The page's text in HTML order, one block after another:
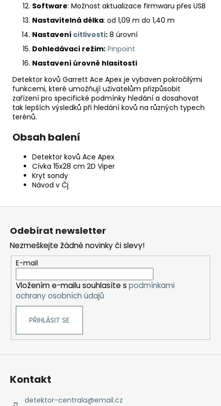
Software: Možnost aktualizace firmwaru přes USB
Nastavitelná délka: od 1,09 m do 1,40 m
Nastavení citlivosti: 8 úrovní
Dohledávací režim: Pinpoint
Nastavení úrovně hlasitosti
Detektor kovů Garrett Ace Apex je vybaven pokročilými
funkcemi, které umožňují uživatelům přizpůsobit
zařízení pro specifické podmínky hledání a dosahovat
tak lepších výsledků při hledání kovů na různých typech
terénů.
Obsah balení
Detektor kovů Ace Apex
Cívka 15x28 cm 2D Viper
Kryt sondy
Návod v Čj
Z
Odebírat newsletter
Nezmeškejte žádné novinky či slevy!
E-mail
Vložením e-mailu souhlasíte s podmínkami
ochrany osobních údajů
PŘIHLÁSIT SE
Kontakt
detektor-centrala@email.cz